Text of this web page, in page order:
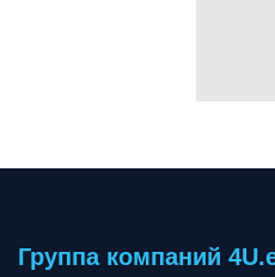
Группа компаний